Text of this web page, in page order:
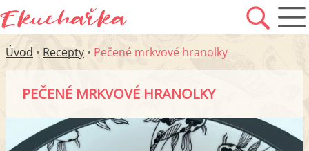
Úvod • Recepty • Pečené mrkvové hranolky
PEČENÉ MRKVOVÉ HRANOLKY